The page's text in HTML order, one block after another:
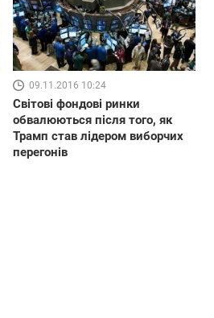
09.11.2016 10:24
Світові фондові ринки
обвалюються після того, як
Трамп став лідером виборчих
перегонів